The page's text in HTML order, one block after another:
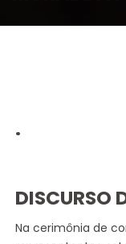
.
DISCURSO
Na cerimônia de